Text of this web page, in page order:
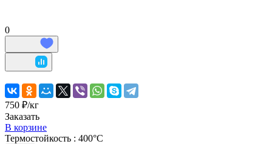
0
750 ₽/кг
Заказать
В корзине
Термостойкость : 400°C